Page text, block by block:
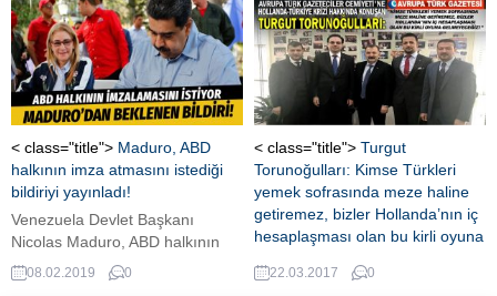
ortaya çıktı. Polisler
operasyonun başarısının
ardından taltif bile aldı. İşte
dönemin Emniyet Genel
Müdürlüğü İstihbarat Daire
Başkanı Sabri Uzun'un cemaati
anlattığı kitabı "İn"de yer alan
çarpıcı bilgiler...
< class="title"> Maduro, ABD
halkının imza atmasını istediği
bildiriyi yayınladı!
Venezuela Devlet Başkanı
Nicolas Maduro, ABD halkının
imza atmasını istediği bildiriyi
sonunda yayınladı. Maduro, ABD
08.02.2019 0
< class="title"> Turgut
Torunoğulları: Kimse Türkleri
yemek sofrasında meze haline
getiremez, bizler Hollanda’nın iç
hesaplaşması olan bu kirli oyuna
Avrupa Türk Gazeteciler
22.03.2017 0